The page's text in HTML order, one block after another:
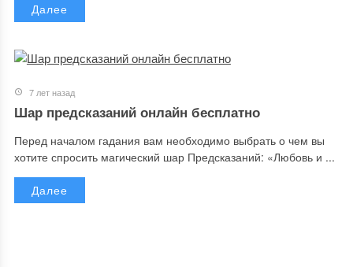
Далее
7 лет назад
Шар предсказаний онлайн бесплатно
Перед началом гадания вам необходимо выбрать о чем вы
хотите спросить магический шар Предсказаний: «Любовь и ...
Далее